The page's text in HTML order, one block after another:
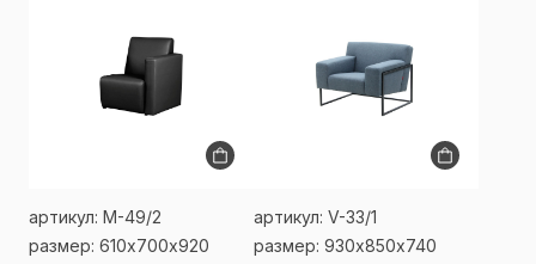
артикул: M-49/2
размер: 610х700х920
артикул: V-33/1
размер: 930х850х740